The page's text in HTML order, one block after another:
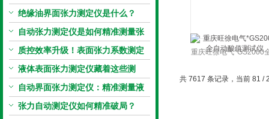
张力系数测量仪就够了
绝缘油界面张力测定仪是什么？
自动张力测定仪是如何精准测量张
力的？
质控效率升级！表面张力系数测定
仪真香警告
液体表面张力测定仪藏着这些测
定“小窍门”
自动界面张力测定仪：精准测量液
体界面张力的关键设备
张力自动测定仪如何精准破局？
重庆旺徐电气*GS2000
共 7617 条记录，当前 81 /